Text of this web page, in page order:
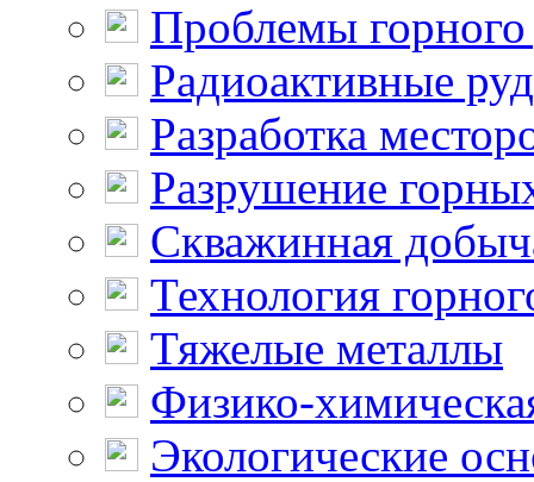
Проблемы горного
Радиоактивные
Разработка
Разрушение
Скважинная
Технология
Тяжелые металлы
Физико-
Экологические